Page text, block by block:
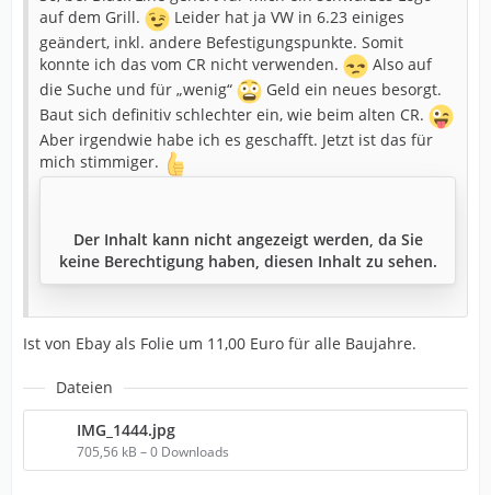
auf dem Grill.
Leider hat ja VW in 6.23 einiges
geändert, inkl. andere Befestigungspunkte. Somit
konnte ich das vom CR nicht verwenden.
Also auf
die Suche und für „wenig“
Geld ein neues besorgt.
Baut sich definitiv schlechter ein, wie beim alten CR.
Aber irgendwie habe ich es geschafft. Jetzt ist das für
mich stimmiger.
Der Inhalt kann nicht angezeigt werden, da Sie
keine Berechtigung haben, diesen Inhalt zu sehen.
Ist von Ebay als Folie um 11,00 Euro für alle Baujahre.
Dateien
IMG_1444.jpg
705,56 kB – 0 Downloads